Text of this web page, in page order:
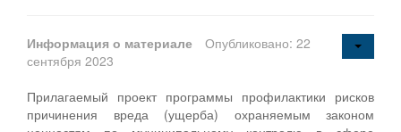
Информация о материале
Опубликовано: 22
сентября 2023
Прилагаемый проект программы профилактики рисков
причинения вреда (ущерба) охраняемым законом